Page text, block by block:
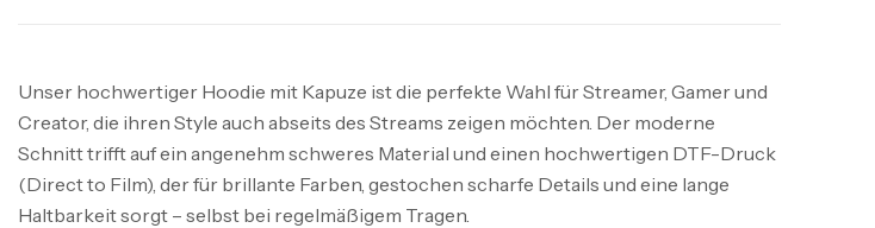
Unser hochwertiger Hoodie mit Kapuze ist die perfekte Wahl für Streamer, Gamer und
Creator, die ihren Style auch abseits des Streams zeigen möchten. Der moderne
Schnitt trifft auf ein angenehm schweres Material und einen hochwertigen DTF-Druck
(Direct to Film), der für brillante Farben, gestochen scharfe Details und eine lange
Haltbarkeit sorgt – selbst bei regelmäßigem Tragen.